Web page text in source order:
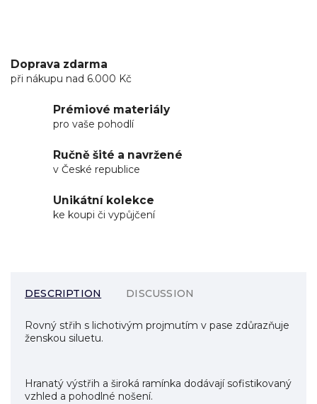
Doprava zdarma
při nákupu nad 6.000 Kč
Prémiové materiály
pro vaše pohodlí
Ručně šité a navržené
v České republice
Unikátní kolekce
ke koupi či vypůjčení
DESCRIPTION DISCUSSION
Rovný střih s lichotivým projmutím v pase zdůrazňuje
ženskou siluetu.
Hranatý výstřih a široká ramínka dodávají sofistikovaný
vzhled a pohodlné nošení.